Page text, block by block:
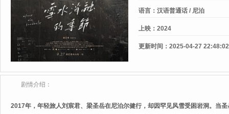
语言： 汉语普通话 / 尼泊
上映： 2024
更新时间： 2025-04-27 22:48:02
剧情介绍：
2017年，年轻旅人刘宸君、梁圣岳在尼泊尔健行，却因罕见风雪受困岩洞。当